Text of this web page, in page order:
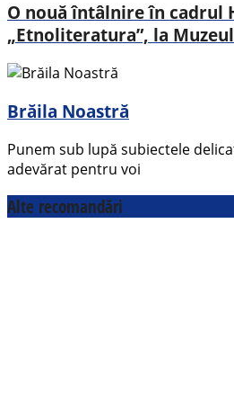
O nouă întâlnire în cadrul
„Etnoliteratura”, la
Brăila Noastră
Punem sub lupă subiectele
adevărat pentru voi
Alte recomandări